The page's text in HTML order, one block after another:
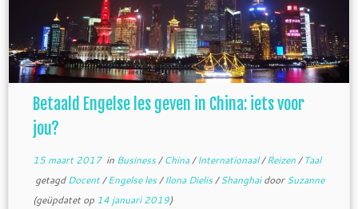
Betaald Engelse les geven in China: iets voor
jou?
15 maart 2017in Business/China/Internationaal/Reizen/Taal
getagdDocent/Engelse les/Ilona Dielis/ShanghaidoorSuzanne
(geüpdatet op 14 januari 2019)